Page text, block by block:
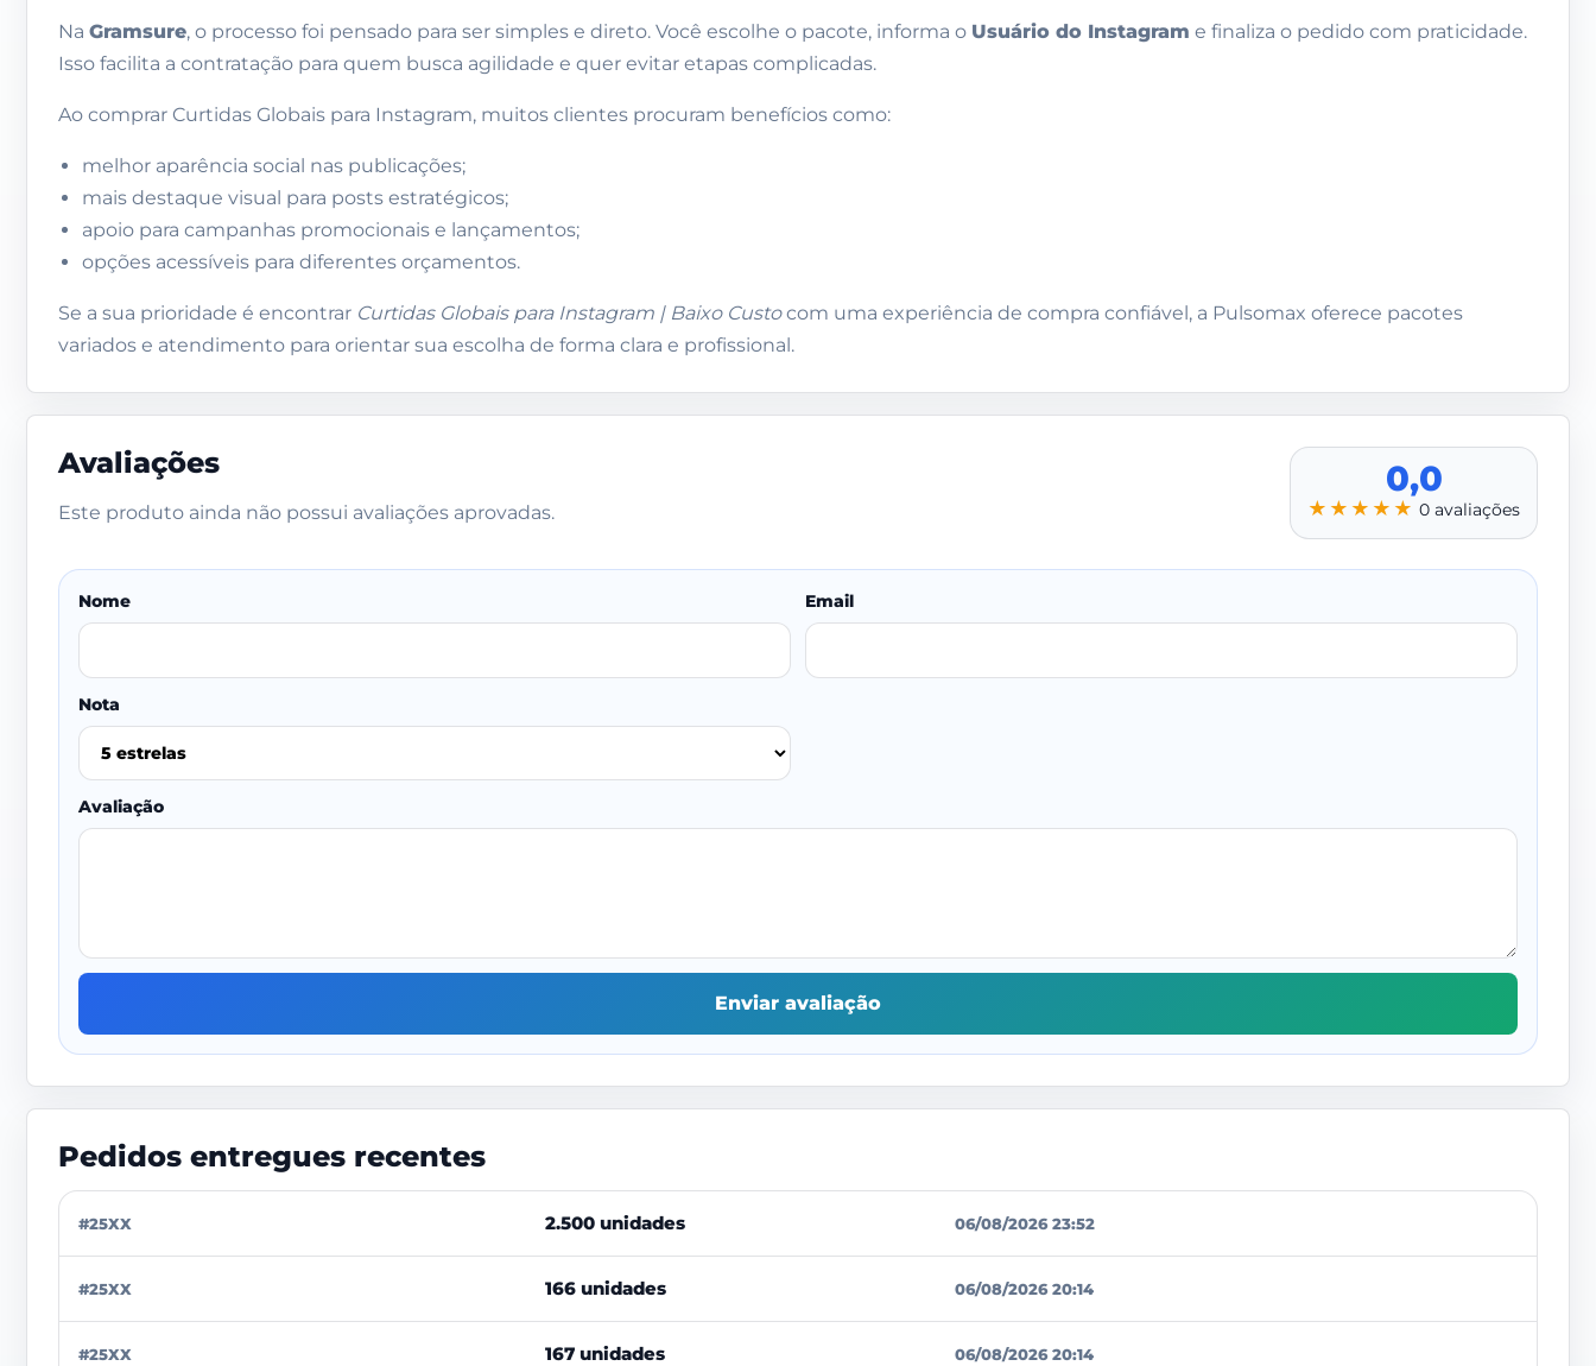
Na Gramsure, o processo foi pensado para ser simples e direto. Você escolhe o pacote, informa o Usuário do Instagram e finaliza o pedido com praticidade.
Isso facilita a contratação para quem busca agilidade e quer evitar etapas complicadas.
Ao comprar Curtidas Globais para Instagram, muitos clientes procuram benefícios como:
melhor aparência social nas publicações;
mais destaque visual para posts estratégicos;
apoio para campanhas promocionais e lançamentos;
opções acessíveis para diferentes orçamentos.
Se a sua prioridade é encontrar Curtidas Globais para Instagram | Baixo Custocom uma experiência de compra confiável, a Pulsomax oferece pacotes
variados e atendimento para orientar sua escolha de forma clara e profissional.
Avaliações
Este produto ainda não possui avaliações aprovadas.
0,0
★★★★★ 0 avaliações
Nome Email
Nota
Avaliação
Enviar avaliação
Pedidos entregues recentes
#25XX 2.500 unidades 06/08/2026 23:52
#25XX 166 unidades 06/08/2026 20:14
#25XX 167 unidades 06/08/2026 20:14